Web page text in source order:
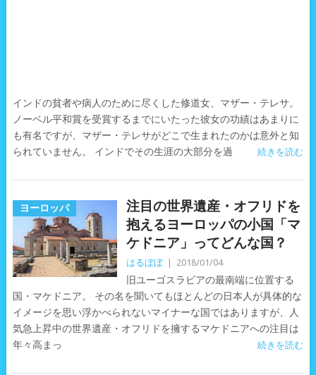
インドの貧者や病人のために尽くした修道女、マザー・テレサ。
ノーベル平和賞を受賞するまでにいたった彼女の功績はあまりに
も有名ですが、マザー・テレサがどこで生まれたのかは意外と知
られていません。 インドでその生涯の大部分を過
続きを読む
ヨーロッパ
注目の世界遺産・オフリドを
抱えるヨーロッパの小国「マ
ケドニア」ってどんな国？
はるぼぼ 2018/01/04
旧ユーゴスラビアの最南端に位置する
国・マケドニア。 その名を聞いてもほとんどの日本人が具体的な
イメージを思い浮かべられないマイナーな国ではありますが、人
気急上昇中の世界遺産・オフリドを擁するマケドニアへの注目は
年々高まっ
続きを読む